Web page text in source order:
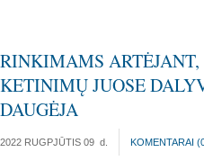
RINKIMAMS ARTĖJANT,
KETINIMŲ JUOSE
DAUGĖJA
2022 RUGPJŪTIS 09 d. KOMENTARAI (